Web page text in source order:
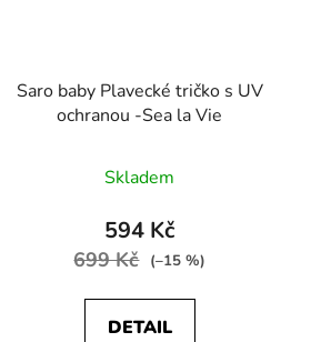
Saro baby Plavecké tričko s UV
ochranou -Sea la Vie
Skladem
594 Kč
699 Kč (–15 %)
DETAIL